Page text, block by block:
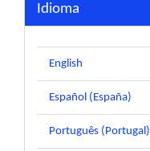
Idioma
English
Español (España)
Português (Portugal)